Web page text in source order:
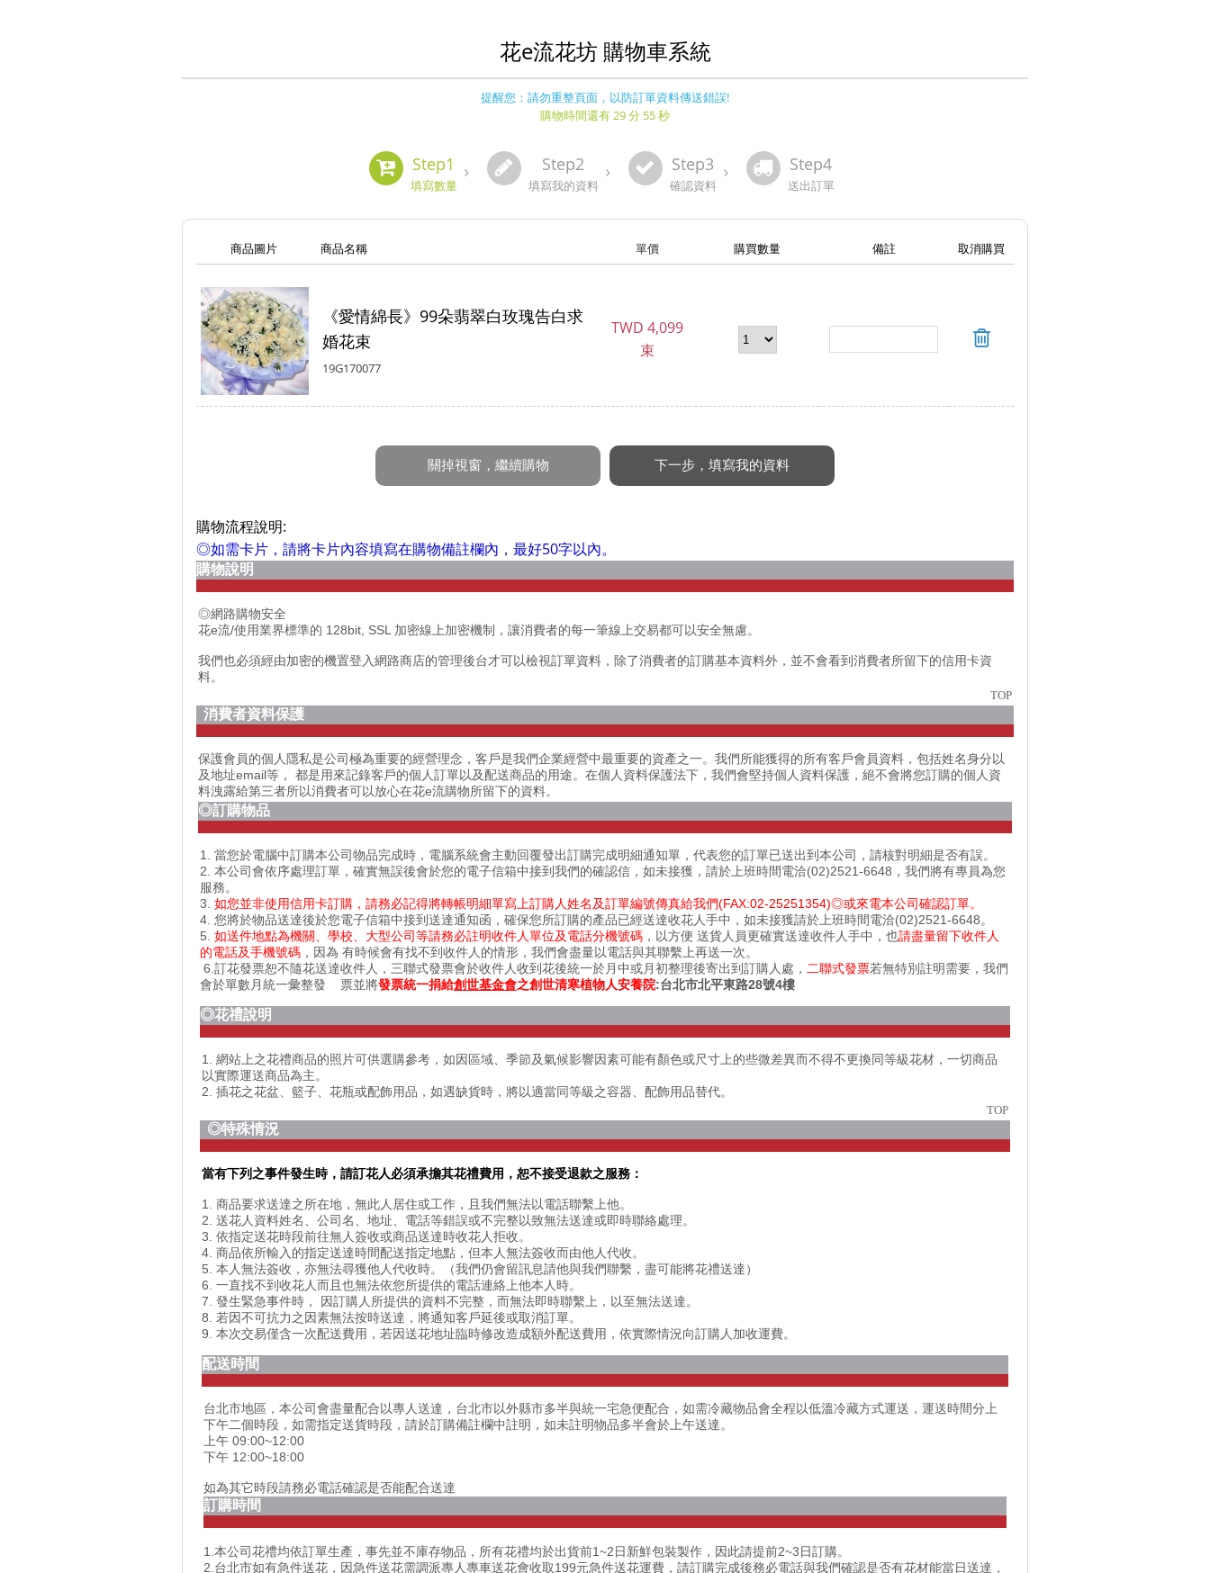
花e流花坊 購物車系統
提醒您：請勿重整頁面，以防訂單資料傳送錯誤!
購物時間還有 29 分 54 秒
Step1
填寫數量
Step2
填寫我的資料
Step3
確認資料
Step4
送出訂單
商品圖片 商品名稱 單價 購買數量 備註 取消購買
《愛情綿長》99朵翡翠白玫瑰告白求
婚花束
19G170077
TWD 4,099
束
購物流程說明:
◎如需卡片，請將卡片內容填寫在購物備註欄內，最好50字以內。
購物說明
◎網路購物安全
花e流/使用業界標準的 128bit, SSL 加密線上加密機制，讓消費者的每一筆線上交易都可以安全無慮。
我們也必須經由加密的機置登入網路商店的管理後台才可以檢視訂單資料，除了消費者的訂購基本資料外，並不會看到消費者所留下的信用卡資
料。
TOP
消費者資料保護
保護會員的個人隱私是公司極為重要的經營理念，客戶是我們企業經營中最重要的資產之一。我們所能獲得的所有客戶會員資料，包括姓名身分以
及地址email等， 都是用來記錄客戶的個人訂單以及配送商品的用途。在個人資料保護法下，我們會堅持個人資料保護，絕不會將您訂購的個人資
料洩露給第三者所以消費者可以放心在花e流購物所留下的資料。
◎訂購物品
1. 當您於電腦中訂購本公司物品完成時，電腦系統會主動回覆發出訂購完成明細通知單，代表您的訂單已送出到本公司，請核對明細是否有誤。
2. 本公司會依序處理訂單，確實無誤後會於您的電子信箱中接到我們的確認信，如未接獲，請於上班時間電洽(02)2521-6648，我們將有專員為您
服務。
3. 如您並非使用信用卡訂購，請務必記得將轉帳明細單寫上訂購人姓名及訂單編號傳真給我們(FAX:02-25251354)◎或來電本公司確認訂單。
4. 您將於物品送達後於您電子信箱中接到送達通知函，確保您所訂購的產品已經送達收花人手中，如未接獲請於上班時間電洽(02)2521-6648。
5. 如送件地點為機關、學校、大型公司等請務必註明收件人單位及電話分機號碼 ，以方便 送貨人員更確實送達收件人手中，也請盡量留下收件人
的電話及手機號碼 ，因為 有時候會有找不到收件人的情形，我們會盡量以電話與其聯繫上再送一次。
6.訂花發票恕不隨花送達收件人，三聯式發票會於收件人收到花後統一於月中或月初整理後寄出到訂購人處， 二聯式發票若無特別註明需要，我們
會於單數月統一彙整發 票並將發票統一捐給創世基金會之創世清寒植物人安養院:台北市北平東路28號4樓
◎花禮說明
1. 網站上之花禮商品的照片可供選購參考，如因區域、季節及氣候影響因素可能有顏色或尺寸上的些微差異而不得不更換同等級花材，一切商品
以實際運送商品為主。
2. 插花之花盆、籃子、花瓶或配飾用品，如遇缺貨時，將以適當同等級之容器、配飾用品替代。
TOP
◎特殊情況
當有下列之事件發生時，請訂花人必須承擔其花禮費用，恕不接受退款之服務：
1. 商品要求送達之所在地，無此人居住或工作，且我們無法以電話聯繫上他。
2. 送花人資料姓名、公司名、地址、電話等錯誤或不完整以致無法送達或即時聯絡處理。
3. 依指定送花時段前往無人簽收或商品送達時收花人拒收。
4. 商品依所輸入的指定送達時間配送指定地點，但本人無法簽收而由他人代收。
5. 本人無法簽收，亦無法尋獲他人代收時。（我們仍會留訊息請他與我們聯繫，盡可能將花禮送達）
6. 一直找不到收花人而且也無法依您所提供的電話連絡上他本人時。
7. 發生緊急事件時， 因訂購人所提供的資料不完整，而無法即時聯繫上，以至無法送達。
8. 若因不可抗力之因素無法按時送達，將通知客戶延後或取消訂單。
9. 本次交易僅含一次配送費用，若因送花地址臨時修改造成額外配送費用，依實際情況向訂購人加收運費。
配送時間
台北市地區，本公司會盡量配合以專人送達，台北市以外縣市多半與統一宅急便配合，如需冷藏物品會全程以低溫冷藏方式運送，運送時間分上
下午二個時段，如需指定送貨時段，請於訂購備註欄中註明，如未註明物品多半會於上午送達。
上午 09:00~12:00
下午 12:00~18:00
如為其它時段請務必電話確認是否能配合送達
訂購時間
1.本公司花禮均依訂單生產，事先並不庫存物品，所有花禮均於出貨前1~2日新鮮包裝製作，因此請提前2~3日訂購。
2.台北市如有急件送花，因急件送花需調派專人專車送花會收取199元急件送花運費，請訂購完成後務必電話與我們確認是否有花材能當日送達，